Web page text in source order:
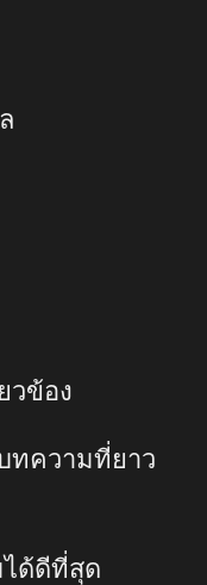
วข้อง
ทความที่ยาว
ด้ดีที่สุด